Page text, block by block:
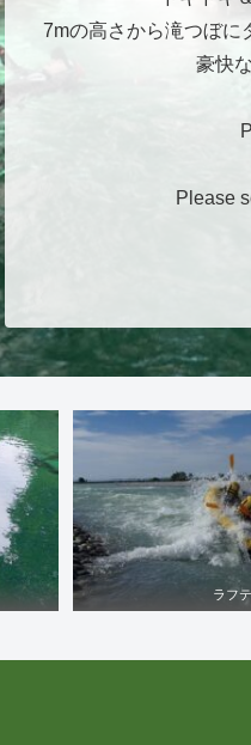
7mの高さから滝つぼに
豪快
Please
ラフ